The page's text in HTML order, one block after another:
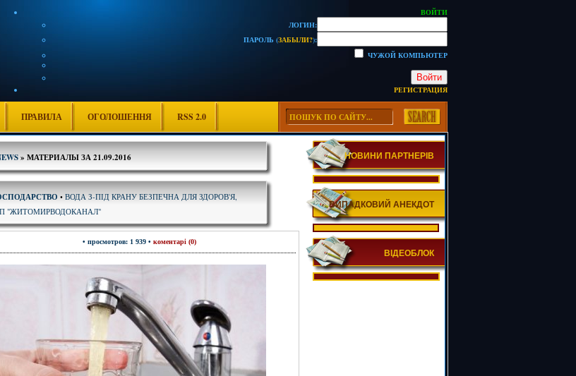
ВОЙТИ
ЛОГИН:
ПАРОЛЬ (ЗАБЫЛИ?):
ЧУЖОЙ КОМПЬЮТЕР
Войти
РЕГИСТРАЦИЯ
ПРАВИЛА ОГОЛОШЕННЯ RSS 2.0
» МАТЕРИАЛЫ ЗА 21.09.2016
• ВОДА З-ПІД КРАНУ БЕЗПЕЧНА ДЛЯ ЗДОРОВ'Я,
"ЖИТОМИРВОДОКАНАЛ"
• просмотров: 1 939 • коментарі (0)
НОВИНИ ПАРТНЕРІВ
ВИПАДКОВИЙ АНЕКДОТ
ВІДЕОБЛОК